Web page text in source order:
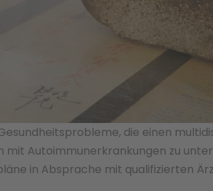
die einen
Autoimmunerkrankungen zu
in Absprache mit qualifizierten